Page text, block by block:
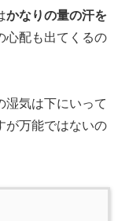
かなりの量の汗を
心配も出てくるの
湿気は下にいって
が万能ではないの